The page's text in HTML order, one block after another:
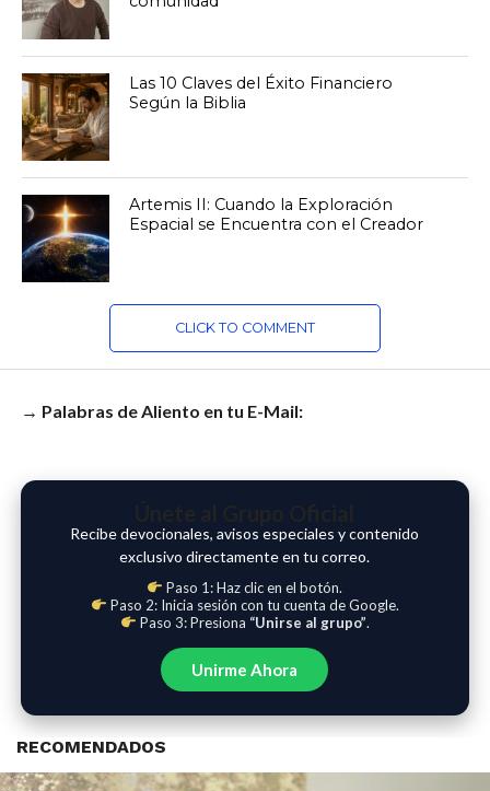
Las 10 Claves del Éxito Financiero
Según la Biblia
Artemis II: Cuando la Exploración
Espacial se Encuentra con el Creador
CLICK TO COMMENT
→ Palabras de Aliento en tu E-Mail:
Recibe devocionales, avisos especiales y contenido
exclusivo directamente en tu correo.
Paso 1: Haz clic en el botón.
Paso 2: Inicia sesión con tu cuenta de Google.
Paso 3: Presiona “Unirse al grupo”.
Unirme Ahora
RECOMENDADOS